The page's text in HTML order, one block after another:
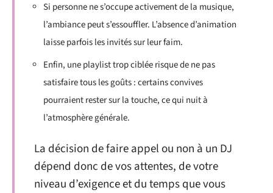
Si personne ne s’occupe activement de la musique,
l’ambiance peut s’essouffler. L’absence d’animation
laisse parfois les invités sur leur faim.
Enfin, une playlist trop ciblée risque de ne pas
satisfaire tous les goûts : certains convives
pourraient rester sur la touche, ce qui nuit à
l’atmosphère générale.
La décision de faire appel ou non à un DJ
dépend donc de vos attentes, de votre
niveau d’exigence et du temps que vous